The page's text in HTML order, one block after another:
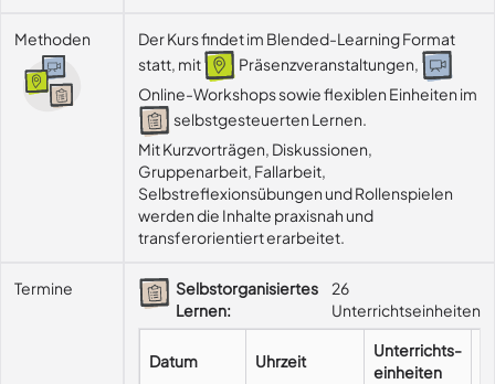
Methoden
Der Kurs findet im Blended-Learning Format
statt, mit
Präsenzveranstaltungen,
Online-Workshops sowie flexiblen Einheiten im
selbstgesteuerten Lernen.
Mit Kurzvorträgen, Diskussionen,
Gruppenarbeit, Fallarbeit,
Selbstreflexionsübungen und Rollenspielen
werden die Inhalte praxisnah und
transferorientiert erarbeitet.
Termine
Selbstorganisiertes
Lernen:
26
Unterrichtseinheiten
Datum Uhrzeit
Unterrichts-
einheiten